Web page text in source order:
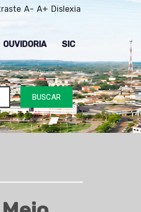
A- A+ Dislexia
OUVIDORIA SIC
BUSCAR